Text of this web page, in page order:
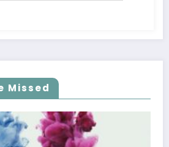
Missed